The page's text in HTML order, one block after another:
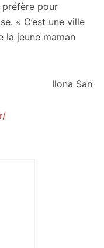
préfère pour
« C’est une ville
la jeune maman
Ilona San